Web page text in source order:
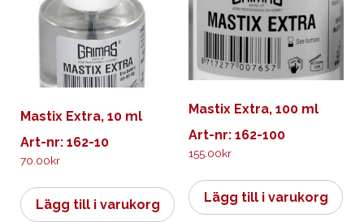
Mastix Extra, 10 ml
Art-nr: 162-10
70.00kr
Lägg till i varukorg
Mastix Extra, 100 ml
Art-nr: 162-100
155.00kr
Lägg till i varukorg